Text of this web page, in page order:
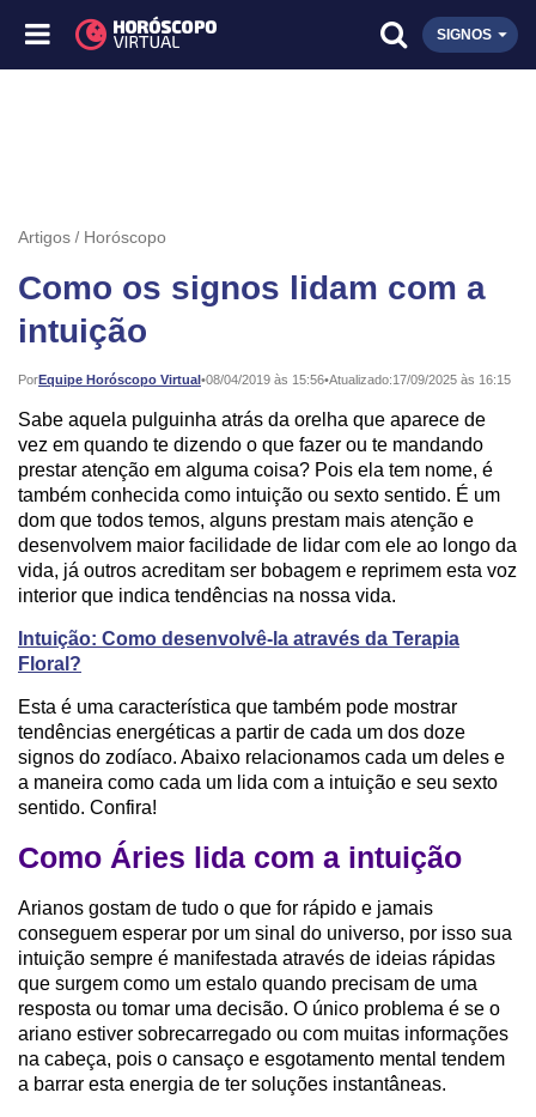
SIGNOS
Artigos Horóscopo
Como os signos lidam com a
intuição
PorEquipe Horóscopo Virtual•
Publicado: 08/04/2019 às 15:56•Atualizado:17/09/2025 às 16:15
Sabe aquela pulguinha atrás da orelha que aparece de
vez em quando te dizendo o que fazer ou te mandando
prestar atenção em alguma coisa? Pois ela tem nome, é
também conhecida como intuição ou sexto sentido. É um
dom que todos temos, alguns prestam mais atenção e
desenvolvem maior facilidade de lidar com ele ao longo da
vida, já outros acreditam ser bobagem e reprimem esta voz
interior que indica tendências na nossa vida.
Intuição: Como desenvolvê-la através da Terapia
Floral?
Esta é uma característica que também pode mostrar
tendências energéticas a partir de cada um dos doze
signos do zodíaco. Abaixo relacionamos cada um deles e
a maneira como cada um lida com a intuição e seu sexto
sentido. Confira!
Como Áries lida com a intuição
Arianos gostam de tudo o que for rápido e jamais
conseguem esperar por um sinal do universo, por isso sua
intuição sempre é manifestada através de ideias rápidas
que surgem como um estalo quando precisam de uma
resposta ou tomar uma decisão. O único problema é se o
ariano estiver sobrecarregado ou com muitas informações
na cabeça, pois o cansaço e esgotamento mental tendem
a barrar esta energia de ter soluções instantâneas.